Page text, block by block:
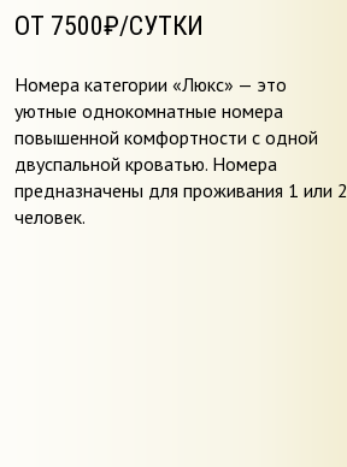
ОТ 7500₽/СУТКИ
Номера категории «Люкс» — это
уютные однокомнатные номера
повышенной комфортности с одной
двуспальной кроватью. Номера
предназначены для проживания 1 или 2
человек.